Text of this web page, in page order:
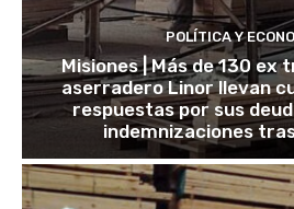
POLÍTICA Y
Misiones | Más de 130 ex
aserradero Linor llevan
respuestas por sus
indemnizaciones